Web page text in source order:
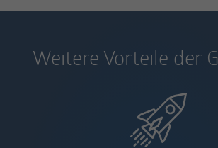
Weitere Vorteile der